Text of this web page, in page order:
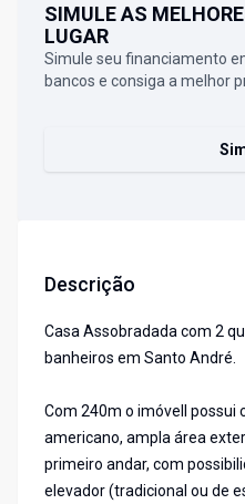
SIMULE AS
LUGAR
Simule seu financiamento
bancos e consiga a melhor
Descrição
Casa Assobradada com 2
banheiros em Santo André.
Com 240m o imóvell possui
americano, ampla área
primeiro andar, com
elevador (tradicional ou de